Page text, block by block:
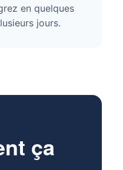
en quelques
jours.
ça